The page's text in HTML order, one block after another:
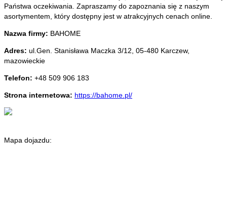
Państwa oczekiwania. Zapraszamy do zapoznania się z naszym
asortymentem, który dostępny jest w atrakcyjnych cenach online.
Nazwa firmy: BAHOME
Adres: ul.Gen. Stanisława Maczka 3/12 05-480 Karczew,
mazowieckie
Telefon: +48 509 906 183
Strona internetowa: https://bahome.pl/
Mapa dojazdu: